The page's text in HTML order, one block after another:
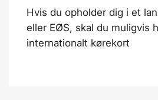
Hvis du opholder dig i et
eller EØS, skal du muligvis
internationalt kørekort